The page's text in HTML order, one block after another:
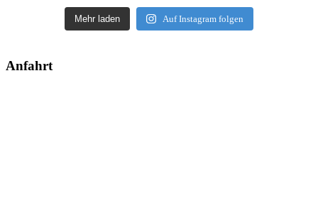
Mehr laden Auf Instagram folgen
Anfahrt